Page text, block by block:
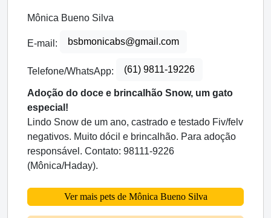
Mônica Bueno Silva
E-mail: bsbmonicabs@gmail.com
Telefone/WhatsApp: (61) 9811-19226
Adoção do doce e brincalhão Snow, um gato
especial!
Lindo Snow de um ano, castrado e testado Fiv/felv
negativos. Muito dócil e brincalhão. Para adoção
responsável. Contato: 98111-9226
(Mônica/Haday).
Ver mais pets de Mônica Bueno Silva